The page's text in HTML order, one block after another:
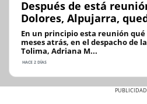
Después de está
Dolores, Alpujarra,
En un principio esta reunión qué
meses atrás, en el despacho de
Tolima, Adriana M...
HACE 2 DÍAS